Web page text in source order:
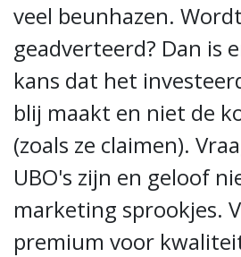
veel beunhazen.
geadverteerd? Dan is
kans dat het
blij maakt en niet de
(zoals ze claimen).
UBO's zijn en geloof
marketing sprookjes.
premium voor